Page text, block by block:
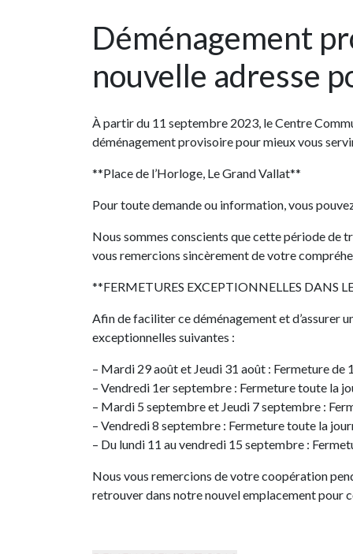
Déménagement
nouvelle adresse
À partir du 11 septembre 2023, le Centre
déménagement provisoire pour mieux vous
**Place de l’Horloge, Le Grand Vallat**
Pour toute demande ou information, vous
Nous sommes conscients que cette période de
vous remercions sincèrement de votre
**FERMETURES EXCEPTIONNELLES DANS
Afin de faciliter ce déménagement et d’assurer
exceptionnelles suivantes :
– Mardi 29 août et Jeudi 31 août : Fermeture de
– Vendredi 1er septembre : Fermeture toute la
– Mardi 5 septembre et Jeudi 7 septembre :
– Vendredi 8 septembre : Fermeture toute la
– Du lundi 11 au vendredi 15 septembre :
Nous vous remercions de votre coopération
retrouver dans notre nouvel emplacement pour